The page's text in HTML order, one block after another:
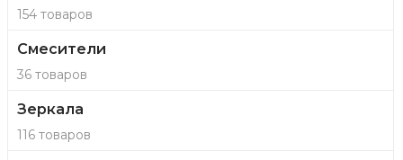
154 товаров
Смесители
36 товаров
Зеркала
116 товаров